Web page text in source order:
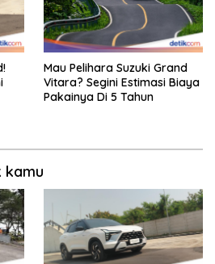
Mau Pelihara Suzuki Grand
Vitara? Segini Estimasi Biaya
Pakainya Di 5 Tahun
kamu